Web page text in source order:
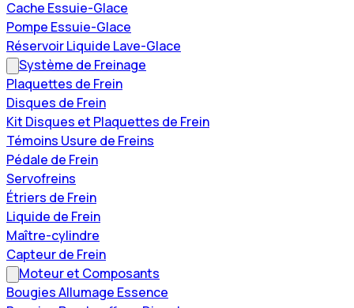
Cache Essuie-Glace
Pompe Essuie-Glace
Réservoir Liquide Lave-Glace
Système de Freinage
Plaquettes de Frein
Disques de Frein
Kit Disques et Plaquettes de Frein
Témoins Usure de Freins
Pédale de Frein
Servofreins
Étriers de Frein
Liquide de Frein
Maître-cylindre
Capteur de Frein
Moteur et Composants
Bougies Allumage Essence